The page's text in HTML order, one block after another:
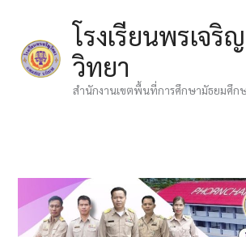
content
โรงเรียนพรเจริญ
วิทยา
สำนักงานเขตพื้นที่การศึกษามัธยมศึก